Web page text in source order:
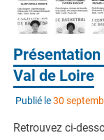
Présentation
Val de Loire
Publié le30
Retrouvez ci-